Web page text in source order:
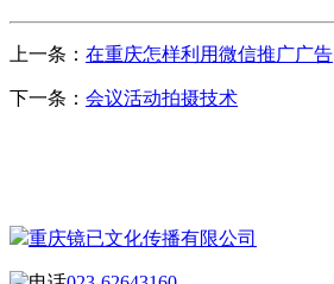
上一条： 在重庆怎样利用微信推广广告
下一条： 会议活动拍摄技术
重庆镜已文化传播有限公司